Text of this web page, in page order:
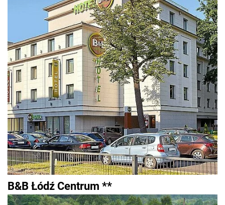
B&B Łódź Centrum **